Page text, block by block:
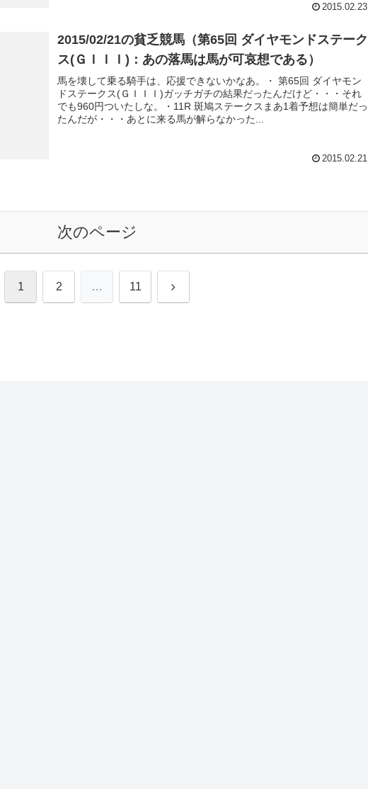
2015.02.23
2015/02/21の貧乏競馬（第65回 ダイヤモンドステーク
ス(ＧＩＩＩ)：あの落馬は馬が可哀想である）
馬を壊して乗る騎手は、応援できないかなあ。・ 第65回 ダイヤモン
ドステークス(ＧＩＩＩ)ガッチガチの結果だったんだけど・・・それ
でも960円ついたしな。・11R 斑鳩ステークスまあ1着予想は簡単だっ
たんだが・・・あとに来る馬が解らなかった...
2015.02.21
次のページ
1 2 … 11 次